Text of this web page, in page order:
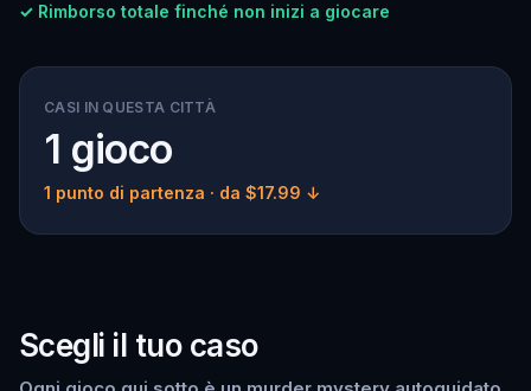
✓ Rimborso totale finché non inizi a giocare
CASI IN QUESTA CITTÀ
1 gioco
1 punto di partenza · da $17.99 ↓
Scegli il tuo caso